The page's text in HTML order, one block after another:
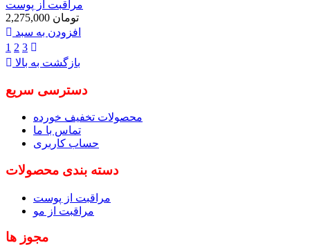
مراقبت از پوست
2,275,000 تومان
افزودن به سبد
1 2 3
بازگشت به بالا
دسترسی سریع
محصولات تخفیف خورده
تماس با ما
حساب کاربری
دسته بندی محصولات
مراقبت از پوست
مراقبت از مو
مجوز ها